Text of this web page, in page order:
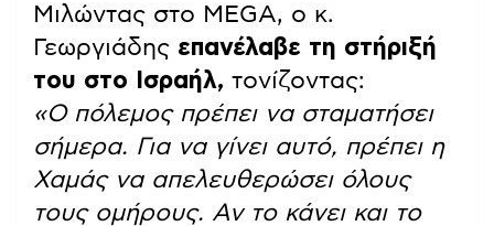
Μιλώντας στο MEGA, ο κ.
Γεωργιάδης επανέλαβε τη στήριξή
του στο Ισραήλ, τονίζοντας:
«Ο πόλεμος πρέπει να σταματήσει
σήμερα. Για να γίνει αυτό, πρέπει η
Χαμάς να απελευθερώσει όλους
τους ομήρους. Αν το κάνει και το